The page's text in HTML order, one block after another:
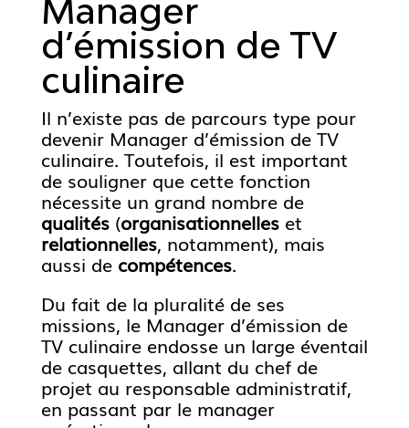
Manager
d’émission de TV
culinaire
Il n’existe pas de parcours type pour
devenir Manager d’émission de TV
culinaire. Toutefois, il est important
de souligner que cette fonction
nécessite un grand nombre de
qualités(organisationnelleset
relationnelles, notamment), mais
aussi de compétences.
Du fait de la pluralité de ses
missions, le Manager d’émission de
TV culinaire endosse un large éventail
de casquettes, allant du chef de
projet au responsable administratif,
en passant par le manager